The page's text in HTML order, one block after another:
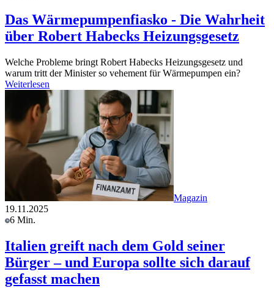
Das Wärmepumpenfiasko - Die Wahrheit
über Robert Habecks Heizungsgesetz
Welche Probleme bringt Robert Habecks Heizungsgesetz und
warum tritt der Minister so vehement für Wärmepumpen ein?
Weiterlesen
Magazin
19.11.2025
6 Min.
Italien greift nach dem Gold seiner
Bürger – und Europa sollte sich darauf
gefasst machen